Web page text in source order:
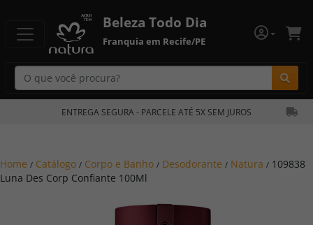
Beleza Todo Dia
Franquia em Recife/PE
ENTREGA SEGURA - PARCELE ATÉ 5X SEM JUROS
Home / Catálogo / Corpo e Banho / Desodorante / Natura / 109838
Luna Des Corp Confiante 100Ml